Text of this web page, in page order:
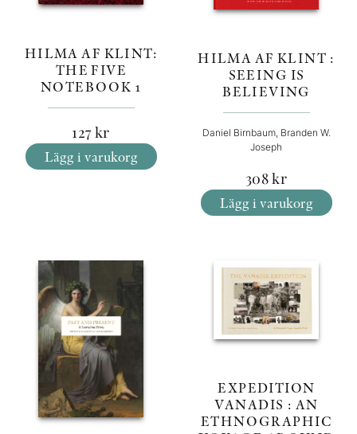
HILMA AF KLINT:
THE FIVE
NOTEBOOK 1
127 kr
Lägg i varukorg
HILMA AF KLINT :
SEEING IS
BELIEVING
Daniel Birnbaum, Branden W.
Joseph
308kr
Lägg i varukorg
EXPEDITION
VANADIS : AN
ETHNOGRAPHIC